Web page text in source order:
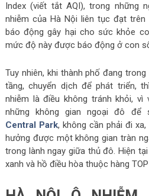
Index (viết tắt AQI), trong những
nhiễm của Hà Nội liên tục đạt
báo động gây hại cho sức khỏe
mức độ này được báo động ở con
Tuy nhiên, khi thành phố đang
tầng, chuyển dịch để phát triển,
nhiễm là điều không tránh khỏi,
những không gian ngoại đô để
Central Park, không cần phải đi
hưởng được một không gian tràn
trong lành ngay giữa thủ đô. Hiện
xanh và hồ điều hòa thuộc hàng